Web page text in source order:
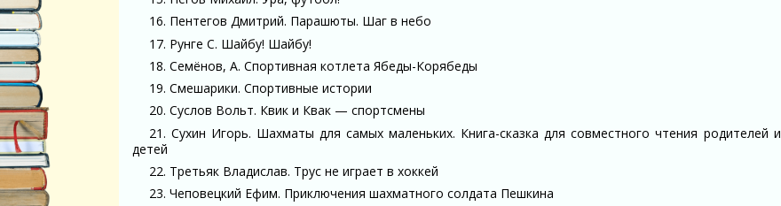
16. Пентегов Дмитрий. Парашюты. Шаг в небо
17. Рунге С. Шайбу! Шайбу!
18. Семёнов, А. Спортивная котлета Ябеды-Корябеды
19. Смешарики. Спортивные истории
20. Суслов Вольт. Квик и Квак — спортсмены
21. Сухин Игорь. Шахматы для самых маленьких. Книга-сказка для совместного чтения родителей и
детей
22. Третьяк Владислав. Трус не играет в хоккей
23. Чеповецкий Ефим. Приключения шахматного солдата Пешкина